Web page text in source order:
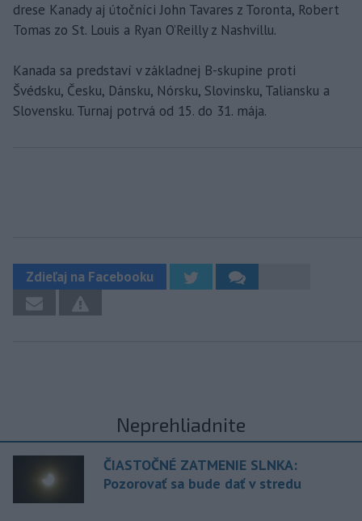
drese Kanady aj útočníci John Tavares z Toronta, Robert
Tomas zo St. Louis a Ryan O’Reilly z Nashvillu.
Kanada sa predstaví v základnej B-skupine proti
Švédsku, Česku, Dánsku, Nórsku, Slovinsku, Taliansku a
Slovensku. Turnaj potrvá od 15. do 31. mája.
Zdieľaj na Facebooku
Neprehliadnite
ČIASTOČNÉ ZATMENIE SLNKA:
Pozorovať sa bude dať v stredu